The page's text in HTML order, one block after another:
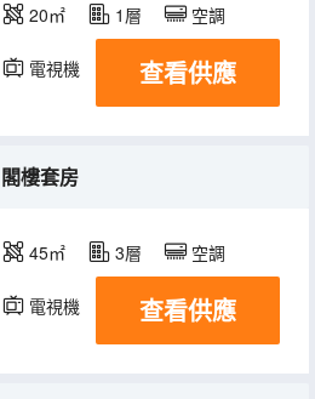
20㎡ 1層 空調
電視機 冰箱
查看供應
閣樓套房
45㎡ 3層 空調
電視機 冰箱
查看供應